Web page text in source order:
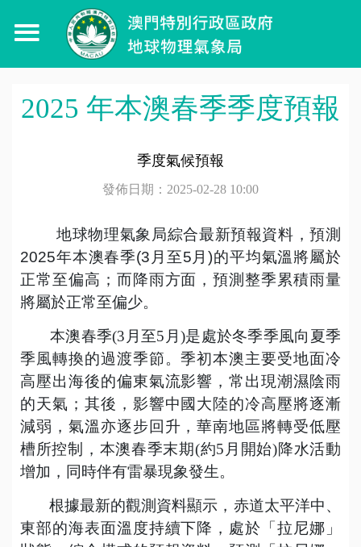
2025 年本澳春季季度預報
季度氣候預報
發佈日期：2025-02-28 10:00
地球物理氣象局綜合最新預報資料，預測
2025年本澳春季(3月至5月)的平均氣溫將屬於
正常至偏高；而降雨方面，預測整季累積雨量
將屬於正常至偏少。
本澳春季(3月至5月)是處於冬季季風向夏季
季風轉換的過渡季節。季初本澳主要受地面冷
高壓出海後的偏東氣流影響，常出現潮濕陰雨
的天氣；其後，影響中國大陸的冷高壓將逐漸
減弱，氣溫亦逐步回升，華南地區將轉受低壓
槽所控制，本澳春季末期(約5月開始)降水活動
增加，同時伴有雷暴現象發生。
根據最新的觀測資料顯示，赤道太平洋中、
東部的海表面溫度持續下降，處於「拉尼娜」